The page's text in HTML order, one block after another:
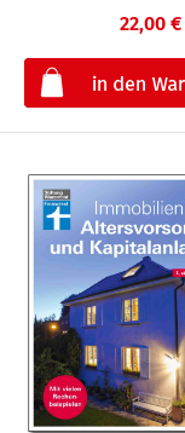
22,00 €